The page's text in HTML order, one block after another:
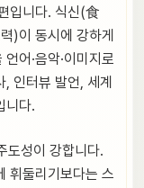
입니다. 식신(食
)이 동시에 강하게
어·음악·이미지로
인터뷰 발언, 세계
니다.
도성이 강합니다.
휘둘리기보다는 스